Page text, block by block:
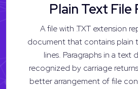
Plain Text File
A file with .TXT extension
document that contains plain
lines. Paragraphs in a text
recognized by carriage
better arrangement of file